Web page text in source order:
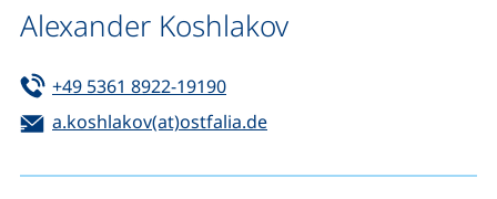
Alexander Koshlakov
Tel:
+49 5361 8922-19190(startet einen Telefonanruf,
E-Mail:
a.koshlakov(at)ostfalia.de(öffnet Ihr E-Mail-